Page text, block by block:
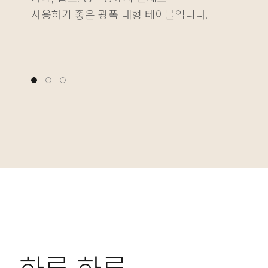
사용하기 좋은 광폭 대형 테이블입니다.
다양한 물건을 깔끔하게 정리하는 재미를 더해줍니다.
나에게 딱 맞는 높이를 자유롭게 설정할 수 있습니다.
사용하기 좋은 광폭 대형 테이블입니다.